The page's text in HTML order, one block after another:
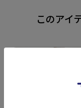
また前ポケット
の収納が可能で
世代を問わない
このアイ